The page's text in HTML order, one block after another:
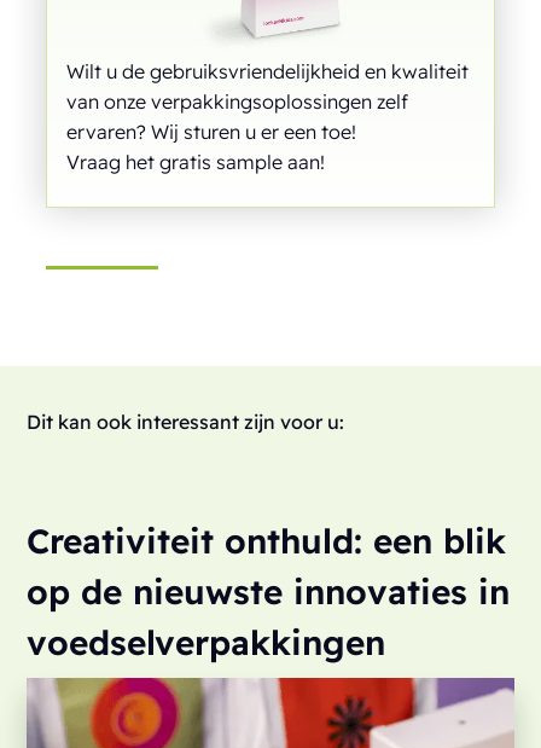
Wilt u de gebruiksvriendelijkheid en kwaliteit
van onze verpakkingsoplossingen zelf
ervaren? Wij sturen u er een toe!
Vraag het gratis sample aan!
Dit kan ook interessant zijn voor u:
Creativiteit onthuld: een blik
op de nieuwste innovaties in
voedselverpakkingen